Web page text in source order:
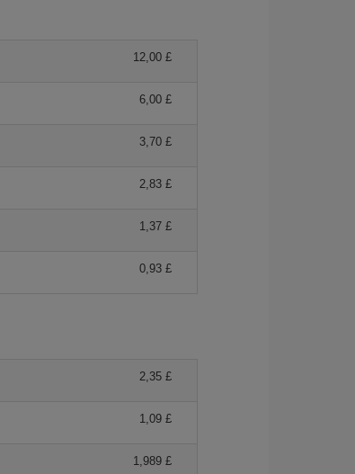
12,00 £
6,00 £
3,70 £
2,83 £
1,37 £
0,93 £
2,35 £
1,09 £
1,989 £